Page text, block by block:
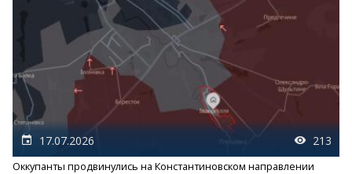
17.07.2026 213
Оккупанты продвинулись на Константиновском направлении